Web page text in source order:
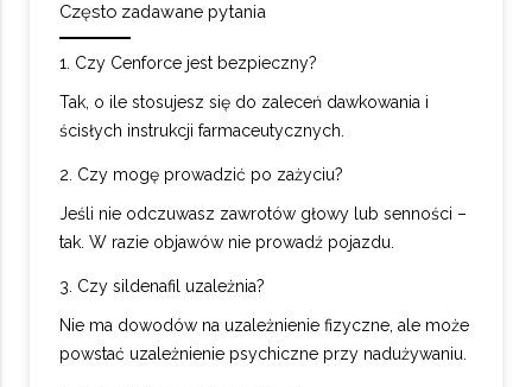
Często zadawane pytania
1. Czy Cenforce jest bezpieczny?
Tak, o ile stosujesz się do zaleceń dawkowania i
ścisłych instrukcji farmaceutycznych.
2. Czy mogę prowadzić po zażyciu?
Jeśli nie odczuwasz zawrotów głowy lub senności –
tak. W razie objawów nie prowadź pojazdu.
3. Czy sildenafil uzależnia?
Nie ma dowodów na uzależnienie fizyczne, ale może
powstać uzależnienie psychiczne przy nadużywaniu.